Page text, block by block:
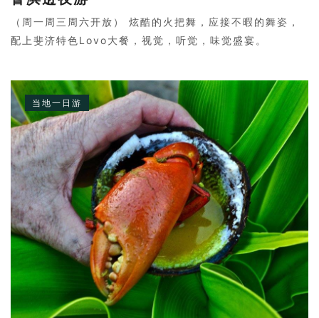
（周一周三周六开放） 炫酷的火把舞，应接不暇的舞姿，
配上斐济特色Lovo大餐，视觉，听觉，味觉盛宴。
当地一日游